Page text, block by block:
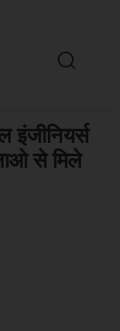
इंजीनियर्स
से मिले